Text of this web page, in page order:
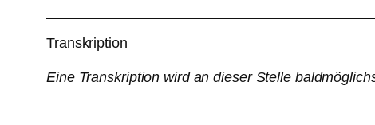
Transkription
Eine Transkription wird an dieser Stelle